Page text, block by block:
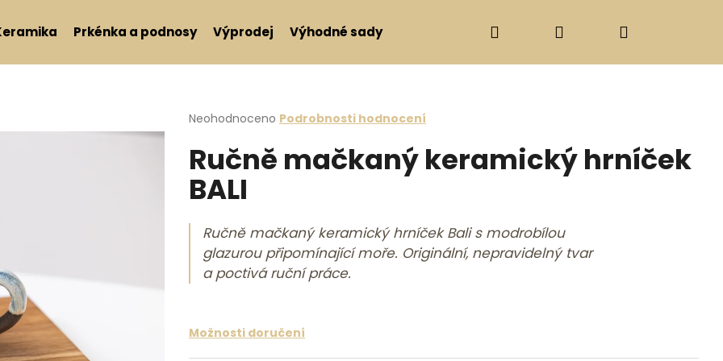
Prkénka a podnosy Výprodej Výhodné sady Ostatní Dárkové poukazy
Přihlášení
Průměrné hodnocení produktu je 0,0 z 5 hvězdiček.
Neohodnoceno Podrobnosti hodnocení
Ručně mačkaný keramický hrníček
BALI
Ručně mačkaný keramický hrníček Bali s modrobílou
glazurou připomínající moře. Originální, nepravidelný tvar
a poctivá ruční práce.
Možnosti doručení
HLEDAT